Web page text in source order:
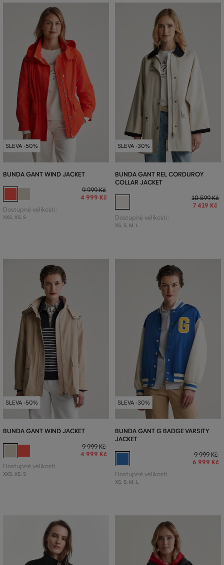
SLEVA -50%
BUNDA GANT WIND JACKET
9 999 Kč
4 999 Kč
Dostupné velikosti:
XXS, XS, S
SLEVA -30%
BUNDA GANT REL CORDUROY
COLLAR JACKET
10 599 Kč
7 419 Kč
Dostupné velikosti:
XS, S, M, L
SLEVA -50%
BUNDA GANT WIND JACKET
9 999 Kč
4 999 Kč
Dostupné velikosti:
XXS, XS, S
SLEVA -30%
BUNDA GANT G BADGE VARSITY
JACKET
9 999 Kč
6 999 Kč
Dostupné velikosti:
XS, S, M L